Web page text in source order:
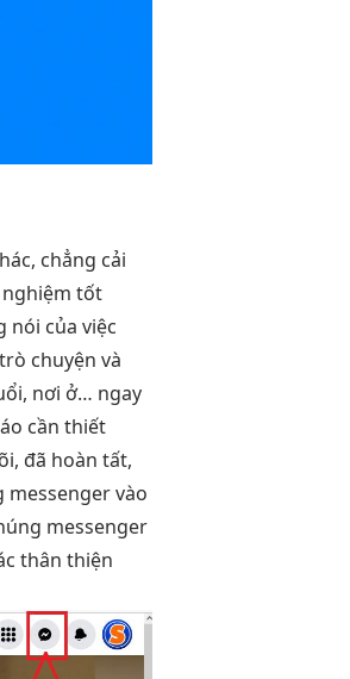
chẳng cải
tốt
nói của việc
chuyện và
nơi ở… ngay
cần thiết
đã hoàn tất,
vào
messenger
thân thiện